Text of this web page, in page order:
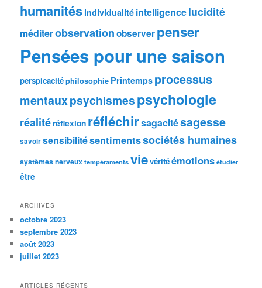
humanités individualité intelligencelucidité
méditerobservationobserverpenser
Pensées pour une saison
perspicacitéphilosophie Printemps processus
mentauxpsychismespsychologie
réalitéréflexion réfléchirsagacitésagesse
savoirsensibilitésentimentssociétés humaines
systèmes nerveuxtempéramentsvievéritéémotions étudier
être
ARCHIVES
octobre 2023
septembre 2023
août 2023
juillet 2023
ARTICLES RÉCENTS